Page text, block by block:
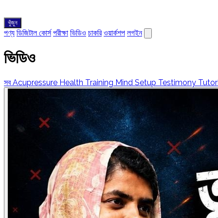
খুঁজুন
পণ্য ডিজিটাল কোর্স পরীক্ষা ভিডিও চাকরি ওয়ার্কশপ লগইন
ভিডিও
সবAcupressure Health Training Mind Setup Testimony